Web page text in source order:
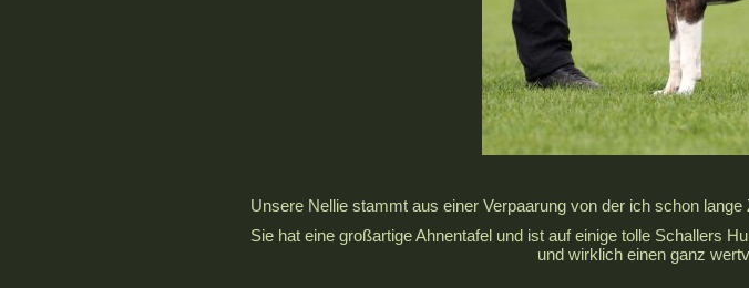
Unsere Nellie stammt aus einer Verpaarung von der ich schon
Sie hat eine großartige Ahnentafel und ist auf einige tolle Schallers
und wirklich einen ganz